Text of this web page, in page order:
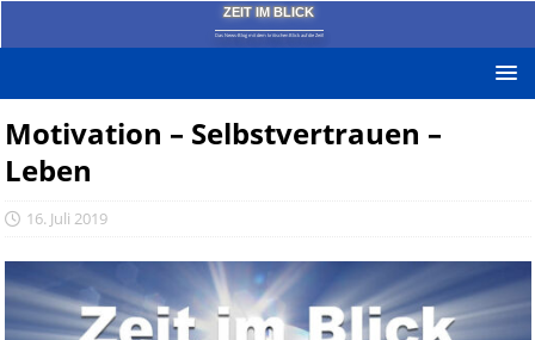
ZEIT IM BLICK
Das News-Blog mit dem kritischen Blick auf die Zeit!
Motivation – Selbstvertrauen –
Leben
16. Juli 2019